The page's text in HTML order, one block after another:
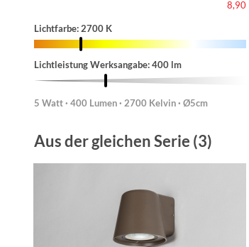
8,90
Lichtfarbe: 2700 K
Lichtleistung Werksangabe: 400 lm
5 Watt · 400 Lumen · 2700 Kelvin · Ø5cm
Aus der gleichen Serie (3)